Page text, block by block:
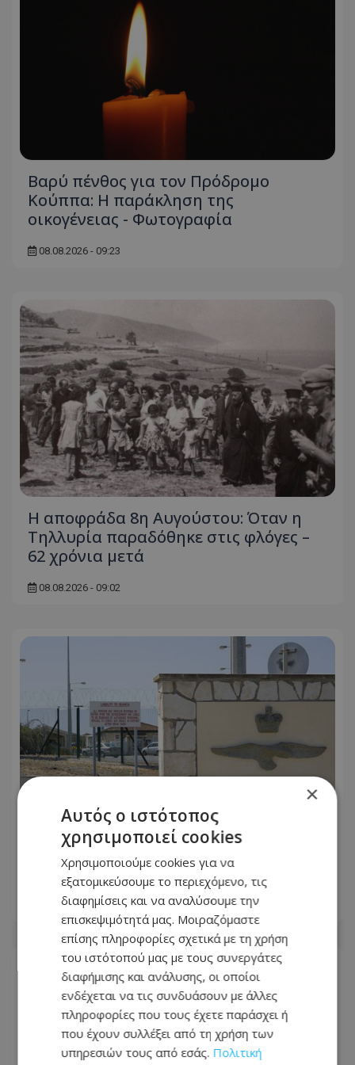
Βαρύ πένθος για τον Πρόδρομο
Κούππα: Η παράκληση της
οικογένειας - Φωτογραφία
08.08.2026 - 09:23
Η αποφράδα 8η Αυγούστου: Όταν η
Τηλλυρία παραδόθηκε στις φλόγες –
62 χρόνια μετά
08.08.2026 - 09:02
«Όχι» στις νέες κεραίες στο Ακρωτήρι
– Κατεβαίνουν σε διαμαρτυρία
08.08.2026 - 07:41
×
Αυτός ο ιστότοπος
χρησιμοποιεί cookies
Χρησιμοποιούμε cookies για να
εξατομικεύσουμε το περιεχόμενο, τις
διαφημίσεις και να αναλύσουμε την
επισκεψιμότητά μας. Μοιραζόμαστε
επίσης πληροφορίες σχετικά με τη χρήση
του ιστότοπού μας με τους συνεργάτες
διαφήμισης και ανάλυσης, οι οποίοι
ενδέχεται να τις συνδυάσουν με άλλες
πληροφορίες που τους έχετε παράσχει ή
που έχουν συλλέξει από τη χρήση των
υπηρεσιών τους από εσάς. Πολιτική